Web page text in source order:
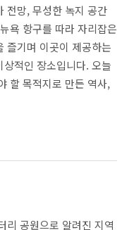
전망, 무성한 녹지 공간
욕 항구를 따라 자리잡은
즐기며 이곳이 제공하는
적인 장소입니다. 오늘
할 목적지로 만든 역사,
리 공원으로 알려진 지역